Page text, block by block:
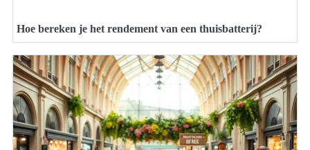
Hoe bereken je het rendement van een thuisbatterij?